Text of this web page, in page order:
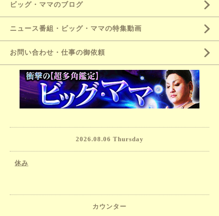
ビッグ・ママのブログ
ニュース番組・ビッグ・ママの特集動画
お問い合わせ・仕事の御依頼
2026.08.06 Thursday
休み
カウンター